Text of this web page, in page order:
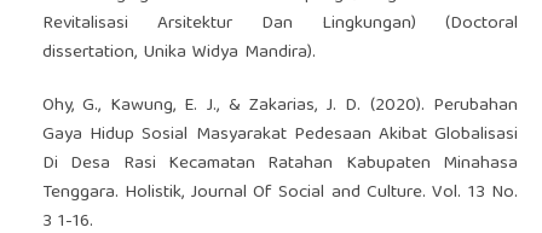
Revitalisasi Arsitektur Dan Lingkungan) (Doctoral
dissertation, Unika Widya Mandira).
Ohy, G., Kawung, E. J., & Zakarias, J. D. (2020). Perubahan
Gaya Hidup Sosial Masyarakat Pedesaan Akibat Globalisasi
Di Desa Rasi Kecamatan Ratahan Kabupaten Minahasa
Tenggara. Holistik, Journal Of Social and Culture. Vol. 13 No.
3 1-16.